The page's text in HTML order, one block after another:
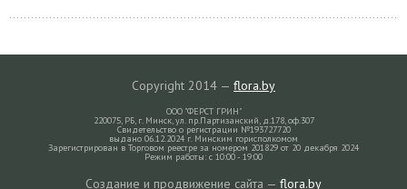
Copyright 2014 — flora.by
ООО "ФЕРСТ ГРИН"
220075, РБ, г. Минск, ул. пр.Партизанский, д.178, оф.307
Свидетельство о регистрации №193727720
выдано 06.12.2024 г. Минским горисполкомом
Зарегистрирован в Торговом реестре за номером 201829 от 20 декабря 2024
Режим работы: с 10:00 - 19:00
Создание и продвижение сайта — flora.by